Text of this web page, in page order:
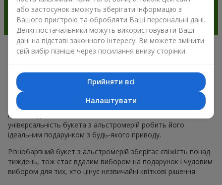
Чому варто вибрати букет з
альстромерії в м.Залужжя
Альстромерія квітка — це ніжність і естетика в одному
букеті. Чарівні кольори пелюсток і незвична форма ніжних
квітів подобається багатьом
універсальність букета з альстромерій робить його
ідеальним подарунком з будь-якого приводу.
Різнобарвний букет з альстромерій зберігає свіжість понад
тиждень, тож стає вдалим вибором на подарунок і чудовим
вибором для тих, хто цінує незвичайні квіткові рішення.
або застосунок зможуть зберігати інформацію з
Вашого пристрою та обробляти Ваші персональні дані.
Деякі постачальники можуть використовувати Ваші
дані на підставі законного інтересу. Ви можете змінити
свій вибір пізніше через посилання внизу сторінки.
Прийняти всі
Налаштувати